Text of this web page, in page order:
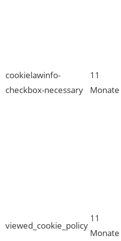
cookielawinfo-
checkbox-necessary
11
Monate
viewed_cookie_policy
11
Monate